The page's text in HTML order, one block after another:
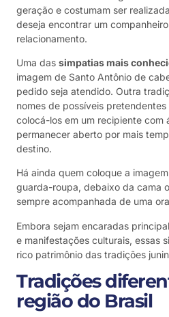
geração e costumam ser
deseja encontrar um
relacionamento.
Uma das simpatias mais
imagem de Santo Antônio de
pedido seja atendido. Outra
nomes de possíveis
colocá-los em um recipiente com
permanecer aberto por mais
destino.
Há ainda quem coloque a
guarda-roupa, debaixo da cama
sempre acompanhada de uma
Embora sejam encaradas
e manifestações culturais, essas
rico patrimônio das tradições
Tradições
região do Brasil